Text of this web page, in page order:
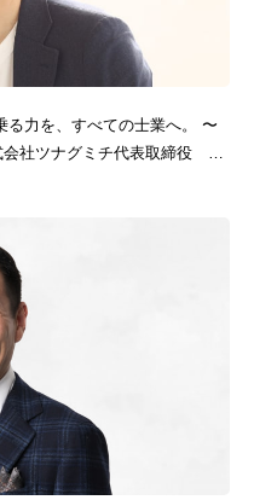
る力を、すべての士業へ。 〜
会社ツナグミチ代表取締役 西